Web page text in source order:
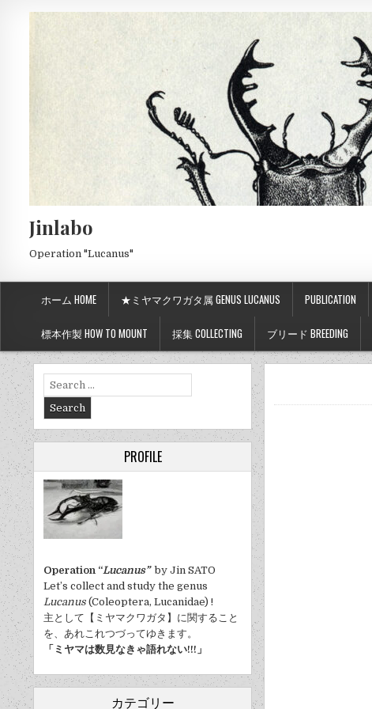
Jinlabo
Operation "Lucanus"
ホーム HOME ★ミヤマクワガタ属 GENUS LUCANUS PUBLICATION
標本作製 HOW TO MOUNT 採集 COLLECTING ブリード BREEDING
Search
for:
PROFILE
Operation “Lucanus” by Jin SATO
Let’s collect and study the genus
Lucanus (Coleoptera, Lucanidae) !
主として【ミヤマクワガタ】に関すること
を、あれこれつづってゆきます。
「ミヤマは数見なきゃ語れない!!!」
カテゴリー